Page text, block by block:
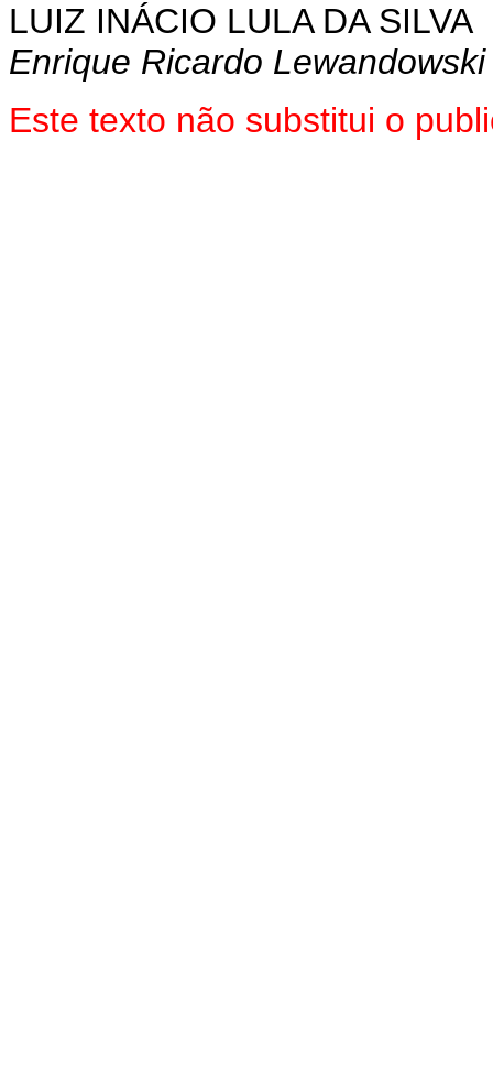
LUIZ INÁCIO LULA DA SILVA
Enrique Ricardo Lewandowski
Este texto não substitui o